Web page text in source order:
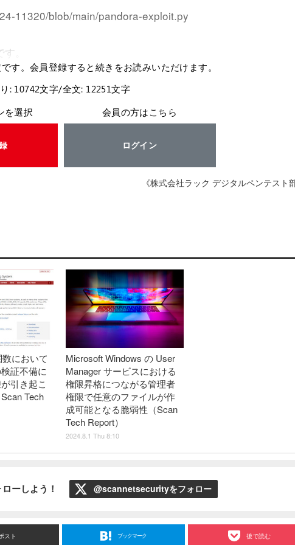
11320/blob/main/pandora-exploit.py
。
す。会員登録すると続きをお読みいただけます。
: 10742文字/全文: 12251文字
を選択
会員の方はこちら
ログイン
《株式会社ラック デジタルペンテスト
において
証不備に
引き起こ
Tech
Microsoft Windows の User
Manager サービスにおける
権限昇格につながる管理者
権限で任意のファイルが作
成可能となる脆弱性（Scan
Tech Report）
2024.8.1 Thu 8:10
ーしよう！ @scannetsecurityをフォロー
スト ブックマーク 後で読む